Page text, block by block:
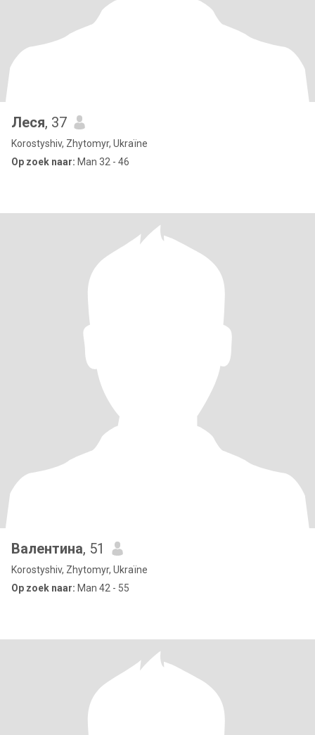
Леся, 37
Korostyshiv, Zhytomyr, Ukraïne
Op zoek naar: Man 32 - 46
Валентина, 51
Korostyshiv, Zhytomyr, Ukraïne
Op zoek naar: Man 42 - 55